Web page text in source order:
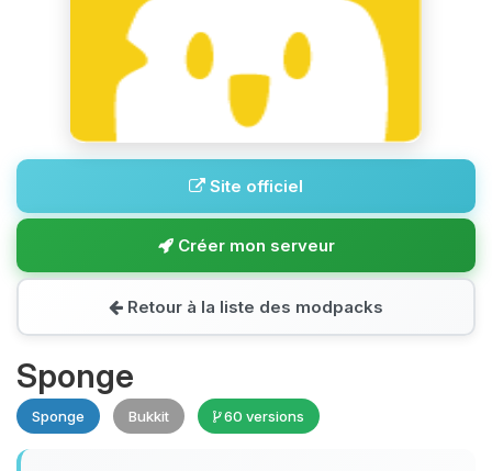
Site officiel
Créer mon serveur
Retour à la liste des modpacks
Sponge
Sponge Bukkit 60 versions